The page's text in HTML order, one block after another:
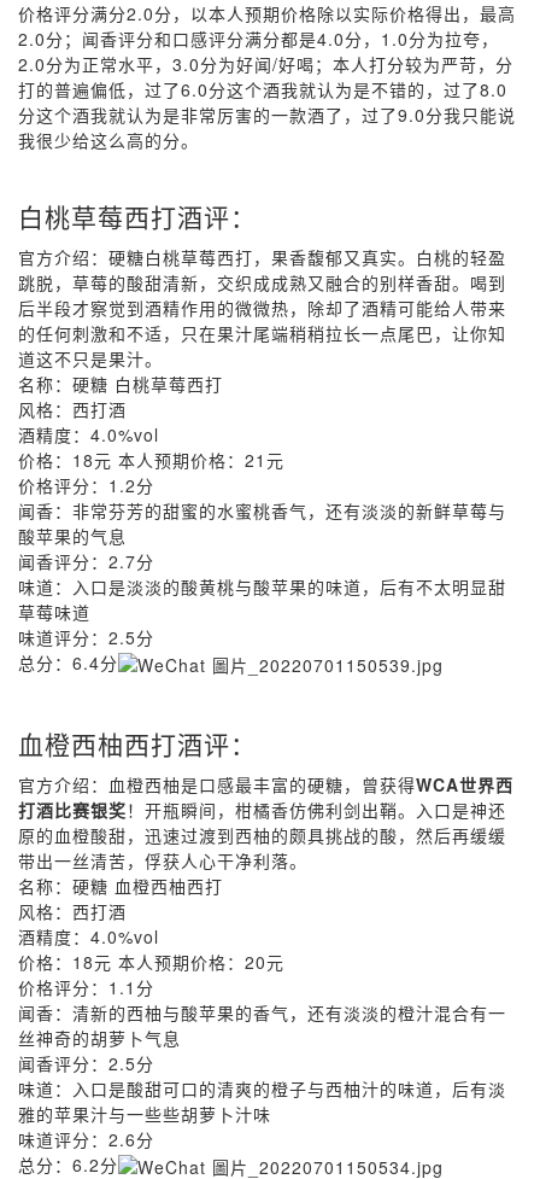
价格评分满分2.0分，以本人预期价格除以实际价格得出，最高
2.0分；闻香评分和口感评分满分都是4.0分，1.0分为拉夸，
2.0分为正常水平，3.0分为好闻/好喝；本人打分较为严苛，分
打的普遍偏低，过了6.0分这个酒我就认为是不错的，过了8.0
分这个酒我就认为是非常厉害的一款酒了，过了9.0分我只能说
我很少给这么高的分。
白桃草莓西打酒评：
官方介绍：硬糖白桃草莓西打，果香馥郁又真实。白桃的轻盈
跳脱，草莓的酸甜清新，交织成成熟又融合的别样香甜。喝到
后半段才察觉到酒精作用的微微热，除却了酒精可能给人带来
的任何刺激和不适，只在果汁尾端稍稍拉长一点尾巴，让你知
道这不只是果汁。
名称：硬糖 白桃草莓西打
风格：西打酒
酒精度：4.0%vol
价格：18元 本人预期价格：21元
价格评分：1.2分
闻香：非常芬芳的甜蜜的水蜜桃香气，还有淡淡的新鲜草莓与
酸苹果的气息
闻香评分：2.7分
味道：入口是淡淡的酸黄桃与酸苹果的味道，后有不太明显甜
草莓味道
味道评分：2.5分
总分：6.4分
血橙西柚西打酒评：
官方介绍：血橙西柚是口感最丰富的硬糖，曾获得WCA世界西
打酒比赛银奖！开瓶瞬间，柑橘香仿佛利剑出鞘。入口是神还
原的血橙酸甜，迅速过渡到西柚的颇具挑战的酸，然后再缓缓
带出一丝清苦，俘获人心干净利落。
名称：硬糖 血橙西柚西打
风格：西打酒
酒精度：4.0%vol
价格：18元 本人预期价格：20元
价格评分：1.1分
闻香：清新的西柚与酸苹果的香气，还有淡淡的橙汁混合有一
丝神奇的胡萝卜气息
闻香评分：2.5分
味道：入口是酸甜可口的清爽的橙子与西柚汁的味道，后有淡
雅的苹果汁与一些些胡萝卜汁味
味道评分：2.6分
总分：6.2分